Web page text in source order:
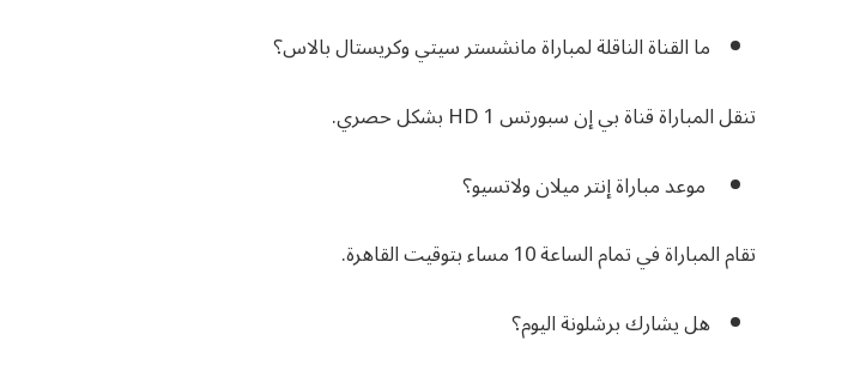
ما القناة الناقلة لمباراة مانشستر سيتي وكريستال بالاس؟
تنقل المباراة قناة بي إن سبورتس HD 1 بشكل حصري.
موعد مباراة إنتر ميلان ولاتسيو؟
تقام المباراة في تمام الساعة 10 مساء بتوقيت القاهرة.
هل يشارك برشلونة اليوم؟